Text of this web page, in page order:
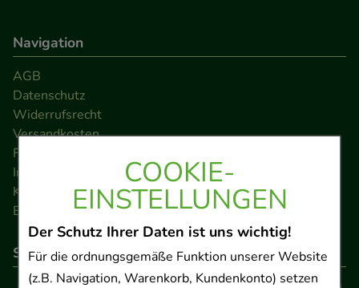
COOKIE-
EINSTELLUNGEN
Der Schutz Ihrer Daten ist uns wichtig!
Für die ordnungsgemäße Funktion unserer Website
(z.B. Navigation, Warenkorb, Kundenkonto) setzen
Navigation
AGB
Datenschutz
Widerrufsrecht
Versandkosten
FAQ
Impressum
Kontakt
Barrierefreiheitserklärung
So können Sie bezahlen